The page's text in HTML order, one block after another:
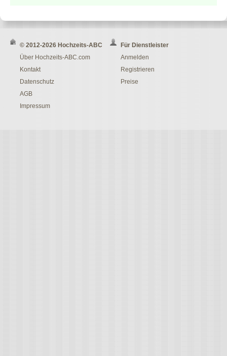
© 2012-2026 Hochzeits-ABC
Über Hochzeits-ABC.com
Kontakt
Datenschutz
AGB
Impressum
Für Dienstleister
Anmelden
Registrieren
Preise